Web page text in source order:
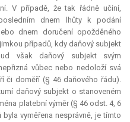
V případě, že tak řádně učiní,
dnem lhůty k podání
dnem doručení opožděného
případů, kdy daňový subjekt
však daňový subjekt svým
vůbec nebo nedoloží svá
či doměří (§ 46 daňového řádu).
daňový subjekt o stanoveném
platební výměr (§ 46 odst. 4, 6
vyměřena nesprávně, je tímto